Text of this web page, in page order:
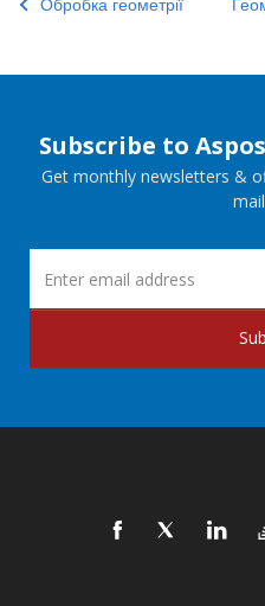
Обробка геометрії
Subscribe to
Get monthly newsletters &